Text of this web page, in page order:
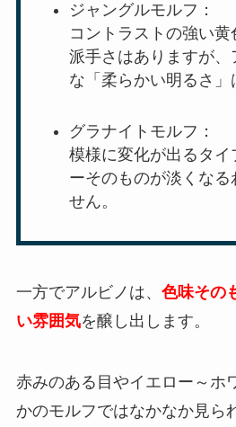
ジャングルモルフ：
コントラストの強い
派手さはありますが、
な「柔らかい明るさ」
グラナイトモルフ：
模様に変化が出るタイ
ーそのものが淡くなる
せん。
一方でアルビノは、 色味その
い雰囲気を醸し出します。
赤みのある目やイエロー～ホ
かのモルフではなかなか見ら